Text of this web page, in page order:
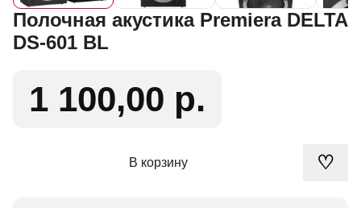
Полочная акустика Premiera DELTA
DS-601 BL
1 100,00 р.
В корзину ♡